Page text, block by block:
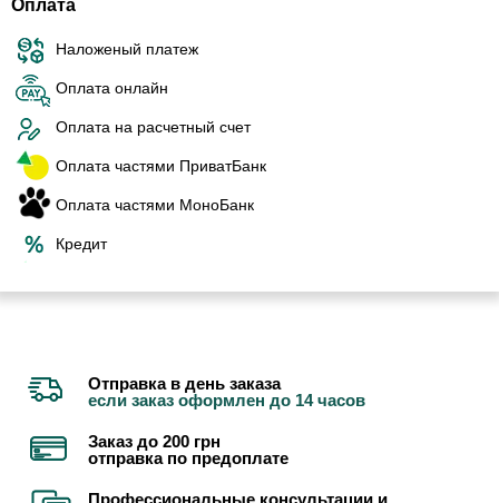
Оплата
Наложеный платеж
Оплата онлайн
Оплата на расчетный счет
Оплата частями ПриватБанк
Оплата частями МоноБанк
Кредит
Отправка в день заказа
если заказ оформлен до 14 часов
Заказ до 200 грн
отправка по предоплате